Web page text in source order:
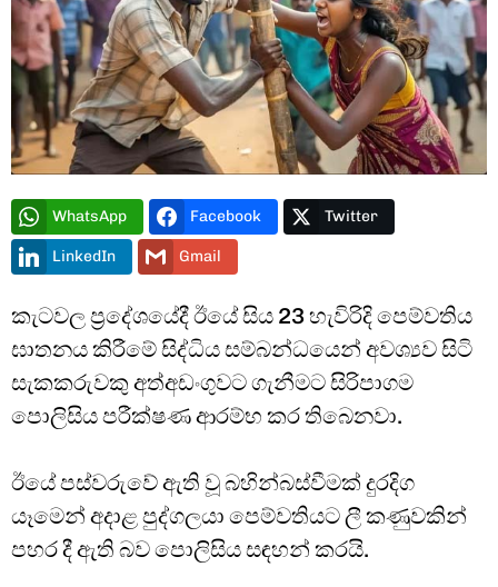
WhatsApp Facebook Twitter
LinkedIn Gmail
කැටවල ප්‍රදේශයේදී ඊයේ සිය 23 හැවිරිදි පෙම්වතිය
ඝාතනය කිරීමේ සිද්ධිය සම්බන්ධයෙන් අවශ්‍යව සිටි
සැකකරුවකු අත්අඩංගුවට ගැනීමට සිරිපාගම
පොලිසිය පරීක්ෂණ ආරම්භ කර තිබෙනවා.
ඊයේ පස්වරුවේ ඇති වූ බහින්බස්වීමක් දුරදිග
යෑමෙන් අදාළ පුද්ගලයා පෙම්වතියට ලී කණුවකින්
පහර දී ඇති බව පොලිසිය සඳහන් කරයි.